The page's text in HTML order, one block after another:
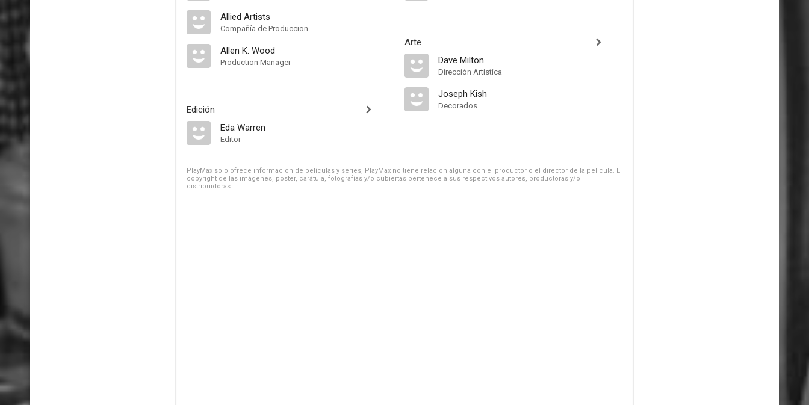
Allied Artists
Compañía de Produccion
Allen K. Wood
Production Manager
Edición
Eda Warren
Editor
Arte
Dave Milton
Dirección Artística
Joseph Kish
Decorados
PlayMax solo ofrece información de películas y series, PlayMax no tiene relación alguna con el productor o el director de la película. El
copyright de las imágenes, póster, carátula, fotografías y/o cubiertas pertenece a sus respectivos autores, productoras y/o
distribuidoras.